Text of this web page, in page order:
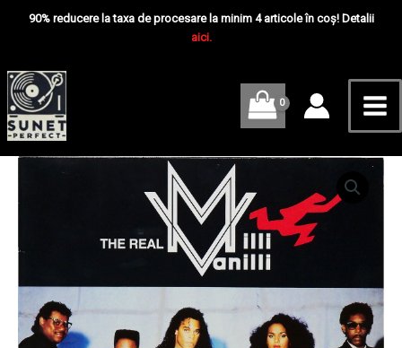
90% reducere la taxa de procesare la minim 4 articole în coș! Detalii
aici.